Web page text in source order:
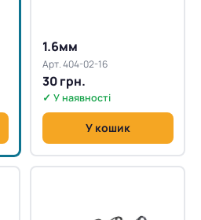
1.6мм
Арт. 404-02-16
30 грн.
✓ У наявності
У кошик